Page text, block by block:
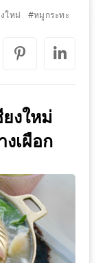
ใหม่ #หมูกระทะ
งใหม่
เผือก